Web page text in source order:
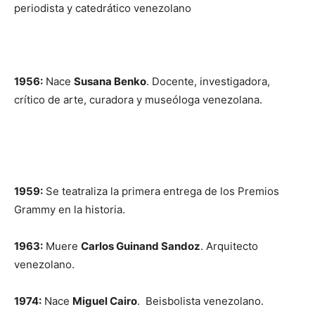
periodista y catedrático venezolano
1956: Nace Susana Benko. Docente, investigadora,
crítico de arte, curadora y museóloga venezolana.
1959: Se teatraliza la primera entrega de los Premios
Grammy en la historia.
1963: Muere Carlos Guinand Sandoz. Arquitecto
venezolano.
1974: Nace Miguel Cairo. Beisbolista venezolano.